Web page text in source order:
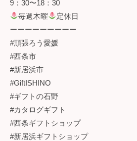
9：30〜18：30
毎週木曜
定休日
ーーーーーーーーー
#頑張ろう愛媛
#西条市
#新居浜市
#GiftISHINO
#ギフトの石野
#カタログギフト
#西条ギフトショップ
#新居浜ギフトショップ